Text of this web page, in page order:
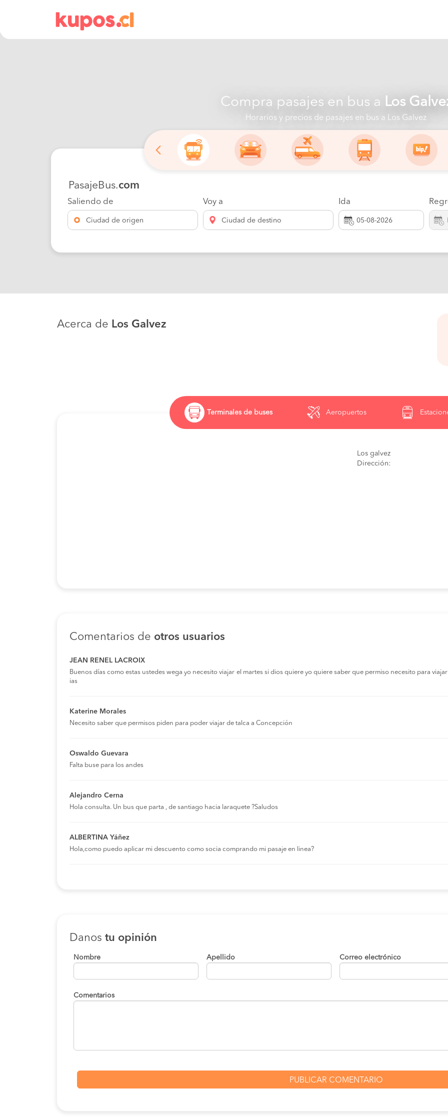
Compra pasajes en bus a Los
Horarios y precios de pasajes en bus a Los Galvez
PasajeBus.com
Saliendo de
Ciudad de origen
Voy a
Ciudad de destino
Ida
Acerca de Los Galvez
Terminales de buses Aeropuertos
Los galvez
Dirección:
Comentarios de otros usuarios
JEAN RENEL LACROIX
Buenos días como estas ustedes wega yo necesito viajar el martes si dios quiere yo quiere saber que permiso necesito para
ias
Katerine Morales
Necesito saber que permisos piden para poder viajar de talca a Concepción
Oswaldo Guevara
Falta buse para los andes
Alejandro Cerna
Hola consulta. Un bus que parta , de santiago hacia laraquete ?Saludos
ALBERTINA Yáñez
Hola,como puedo aplicar mi descuento como socia comprando mi pasaje en linea?
Danos tu opinión
Nombre Apellido Correo electrónico
Comentarios